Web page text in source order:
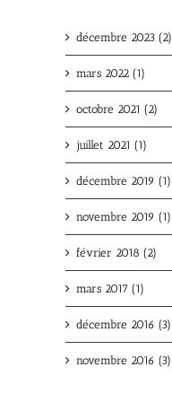
décembre 2023 (2)
mars 2022 (1)
octobre 2021 (2)
juillet 2021 (1)
décembre 2019 (1)
novembre 2019 (1)
février 2018 (2)
mars 2017 (1)
décembre 2016 (3)
novembre 2016 (3)